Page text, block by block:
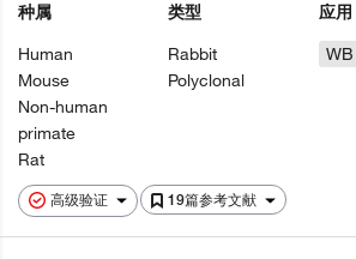
高级验证 19篇参考文献
种属
Human
Mouse
Non-human
primate
Rat
类型
Rabbit
Polyclonal
应用
WB